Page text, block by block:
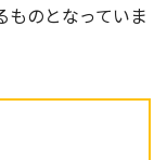
ものとなっていま